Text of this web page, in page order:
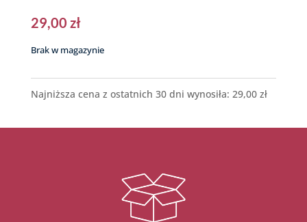
29,00 zł
Brak w magazynie
Najniższa cena z ostatnich 30 dni wynosiła: 29,00 zł